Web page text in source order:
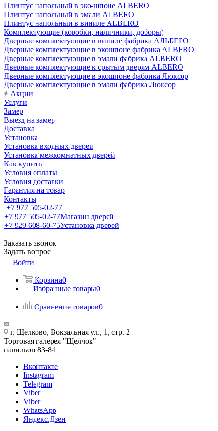
Плинтус напольный в эко-шпоне ALBERO
Плинтус напольный в эмали ALBERO
Плинтус напольный в виниле ALBERO
Комплектующие (коробки, наличники, доборы)
Дверные комплектующие в виниле фабрика АЛЬБЕРО
Дверные комплектующие в экошпоне фабрика ALBERO
Дверные комплектующие в эмали фабрика ALBERO
Дверные комплектующие к срытым дверям ALBERO
Дверные комплектующие в экошпоне фабрика Люксор
Дверные комплектующие в эмали фабрика Люксор
Акции
Услуги
Замер
Выезд на замер
Доставка
Установка
Установка входных дверей
Установка межкомнатных дверей
Как купить
Условия оплаты
Условия доставки
Гарантия на товар
Контакты
+7 977 505-02-77
+7 977 505-02-77Магазин дверей
+7 929 608-60-75Установка дверей
Заказать звонок
Задать вопрос
Войти
Корзина0
Избранные товары0
Сравнение товаров0
г. Щелково, Вокзальная ул., 1, стр. 2
Торговая галерея "Щелчок"
павильон 83-84
Вконтакте
Instagram
Telegram
Viber
Viber
WhatsApp
Яндекс.Дзен